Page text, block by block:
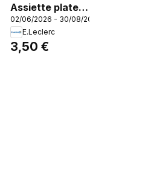
Assiette plate
26,5 cm
«Eglantine» en
porcelaine,
02/06/2026 - 30/08/2026
E.Leclerc
3,50 €